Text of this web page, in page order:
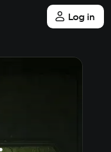
Log in